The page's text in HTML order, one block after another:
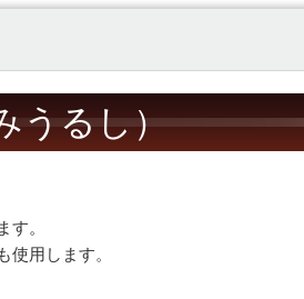
うるし）
す。
用します。